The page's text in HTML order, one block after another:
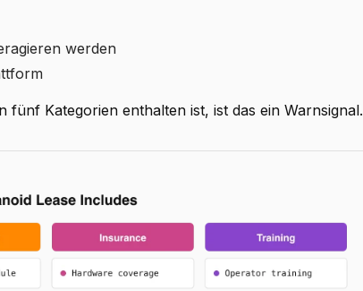
werden
Kategorien enthalten ist, ist das ein Warnsignal.